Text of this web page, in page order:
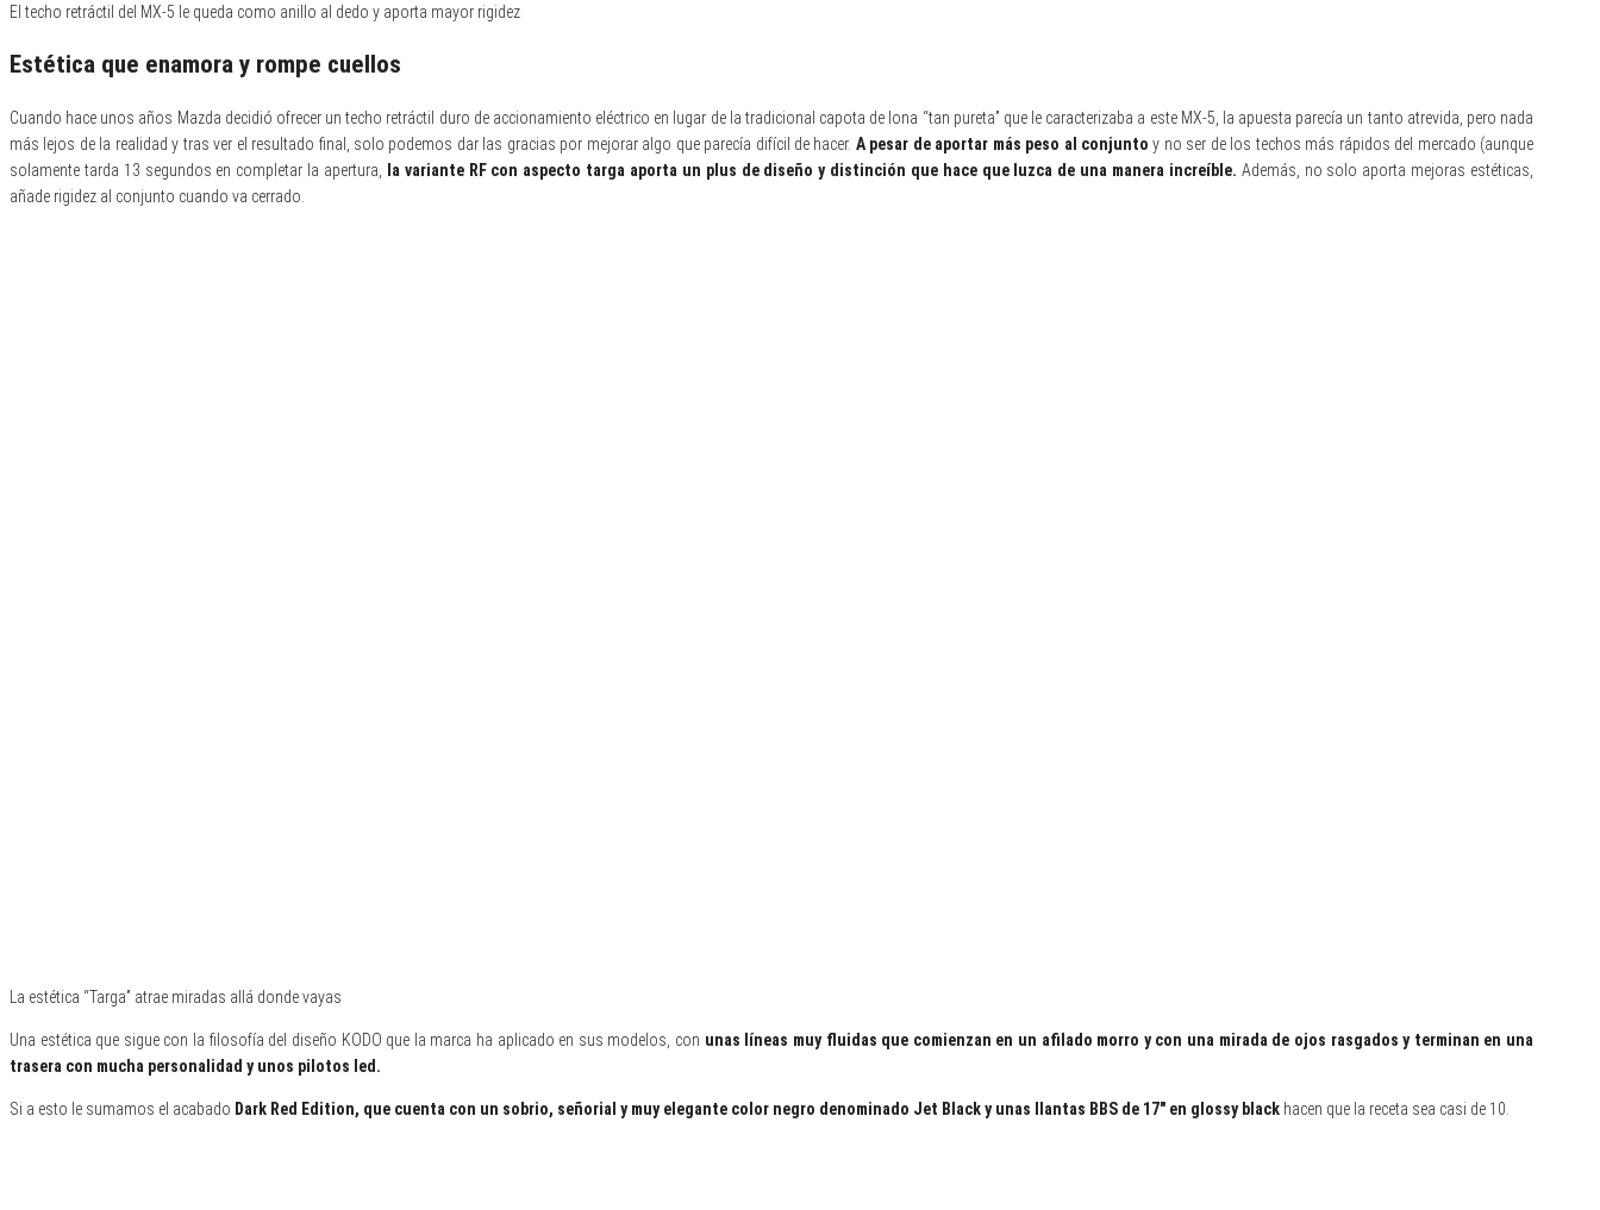
El techo retráctil del MX-5 le queda como anillo al dedo y aporta mayor rigidez
Estética que enamora y rompe cuellos
Cuando hace unos años Mazda decidió ofrecer un techo retráctil duro de accionamiento eléctrico en lugar de la tradicional capota de lona “tan pureta” que le caracterizaba a este MX-5, la apuesta parecía un tanto atrevida, pero nada
más lejos de la realidad y tras ver el resultado final, solo podemos dar las gracias por mejorar algo que parecía difícil de hacer. A pesar de aportar más peso al conjunto y no ser de los techos más rápidos del mercado (aunque
solamente tarda 13 segundos en completar la apertura,
la variante RF con aspecto targa aporta un plus de diseño y distinción que hace que luzca de una manera increíble. Además, no solo aporta mejoras estéticas,
añade rigidez al conjunto cuando va cerrado.
La estética “Targa” atrae miradas allá donde vayas
Una estética que sigue con la filosofía del diseño KODO que la marca ha aplicado en sus modelos, con unas líneas muy fluidas que comienzan en un afilado morro y con una mirada de ojos rasgados y terminan en una
trasera con mucha personalidad y unos pilotos led.
Si a esto le sumamos el acabado Dark Red Edition, que cuenta con un sobrio, señorial y muy elegante color negro denominado Jet Black y unas llantas BBS de 17″ en glossy black hacen que la receta sea casi de 10.